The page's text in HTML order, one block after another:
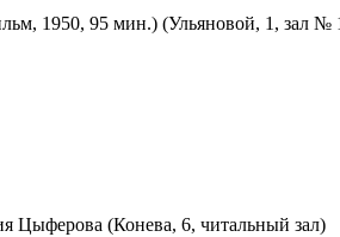
1950, 95 мин.) (Ульяновой, 1, зал №
Цыферова (Конева, 6, читальный зал)